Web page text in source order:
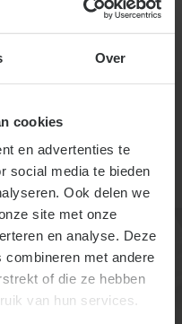
Over
cookies
en advertenties te
social media te bieden
Ook delen we
site met onze
en analyse. Deze
combineren met andere
of die ze hebben
van hun services.
en